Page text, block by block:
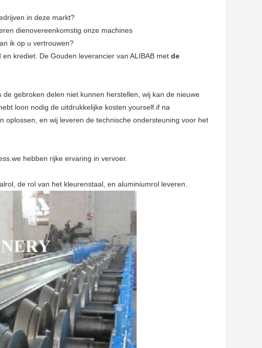
in deze markt?
dienovereenkomstig onze machines
ik op u vertrouwen?
krediet. De Gouden leverancier van ALIBAB met de
gebroken delen niet kunnen herstellen, wij kan de nieuwe
loon nodig de uitdrukkelijke kosten yourself.if na
en wij leveren de technische ondersteuning voor het
hebben rijke ervaring in vervoer.
de rol van het kleurenstaal, en aluminiumrol leveren.